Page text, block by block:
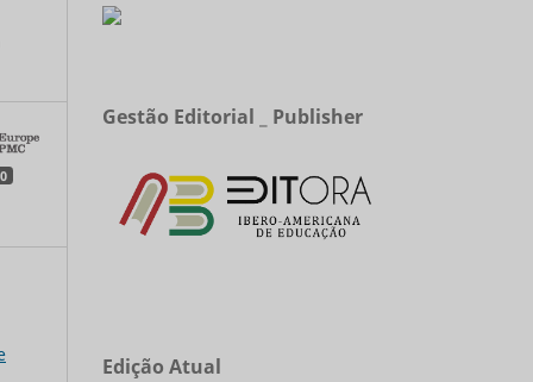
0
Gestão Editorial _ Publisher
Edição Atual